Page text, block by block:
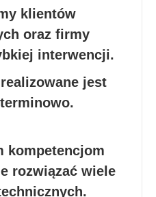
klientów
oraz firmy
interwencji.
jest
kompetencjom
rozwiązać wiele